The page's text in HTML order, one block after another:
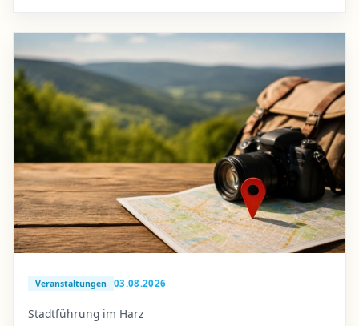
Veranstaltungen 03.08.2026
Stadtführung im Harz